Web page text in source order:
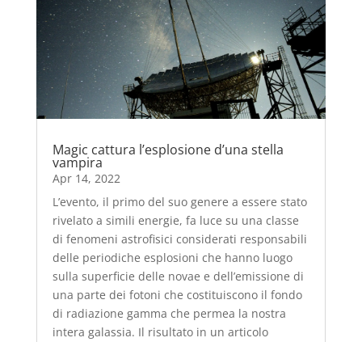
Magic cattura l’esplosione d’una stella
vampira
Apr 14, 2022
L’evento, il primo del suo genere a essere stato
rivelato a simili energie, fa luce su una classe
di fenomeni astrofisici considerati responsabili
delle periodiche esplosioni che hanno luogo
sulla superficie delle novae e dell’emissione di
una parte dei fotoni che costituiscono il fondo
di radiazione gamma che permea la nostra
intera galassia. Il risultato in un articolo